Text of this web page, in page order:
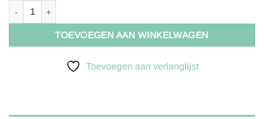
Ida Victoria Naaipatroon Juni Jumpsuit | XXS-4XL, verwachte
TOEVOEGEN AAN WINKELWAGEN
Toevoegen aan verlanglijst